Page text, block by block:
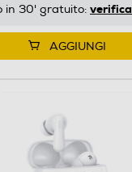
in 30' gratuito: verifica
AGGIUNGI